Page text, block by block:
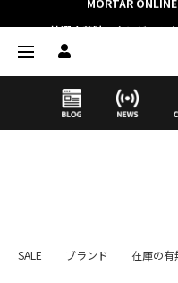
抽選応募時のクレジット
【応募前に必ずお読み
MORTAR
SALE ブランド 在庫の有